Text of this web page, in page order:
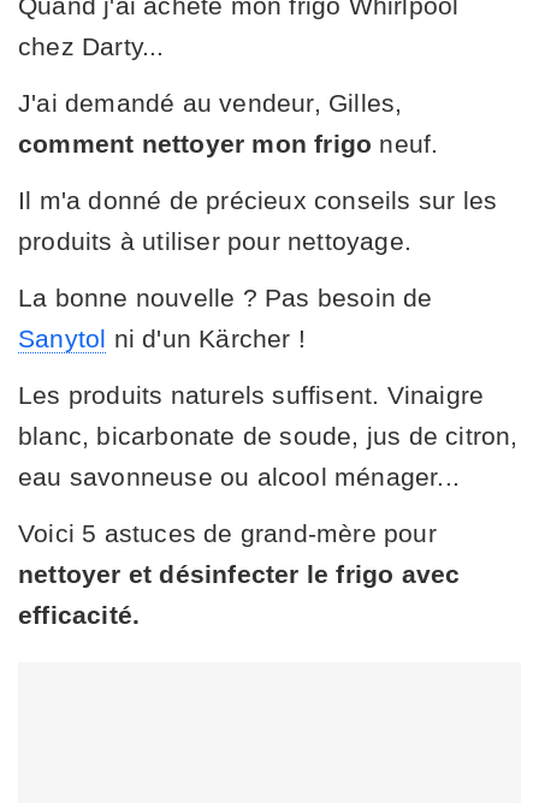
chez Darty...
J'ai demandé au vendeur, Gilles,
comment nettoyer mon frigo neuf.
Il m'a donné de précieux conseils sur les
produits à utiliser pour nettoyage.
La bonne nouvelle ? Pas besoin de
Sanytol ni d'un Kärcher !
Les produits naturels suffisent. Vinaigre
blanc, bicarbonate de soude, jus de citron,
eau savonneuse ou alcool ménager...
Voici 5 astuces de grand-mère pour
nettoyer et désinfecter le frigo avec
efficacité.